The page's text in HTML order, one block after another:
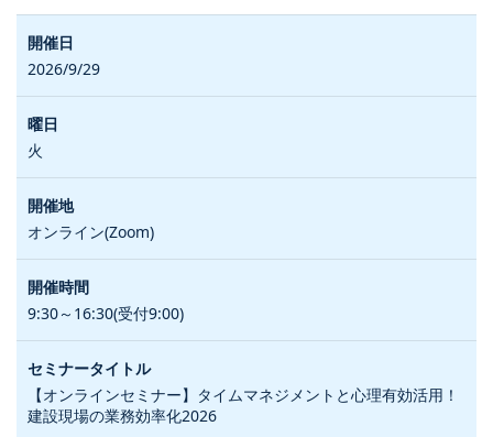
2026/9/29
火
オンライン(Zoom)
9:30～16:30(受付9:00)
【オンラインセミナー】タイムマネジメントと心理有効活用！
建設現場の業務効率化2026